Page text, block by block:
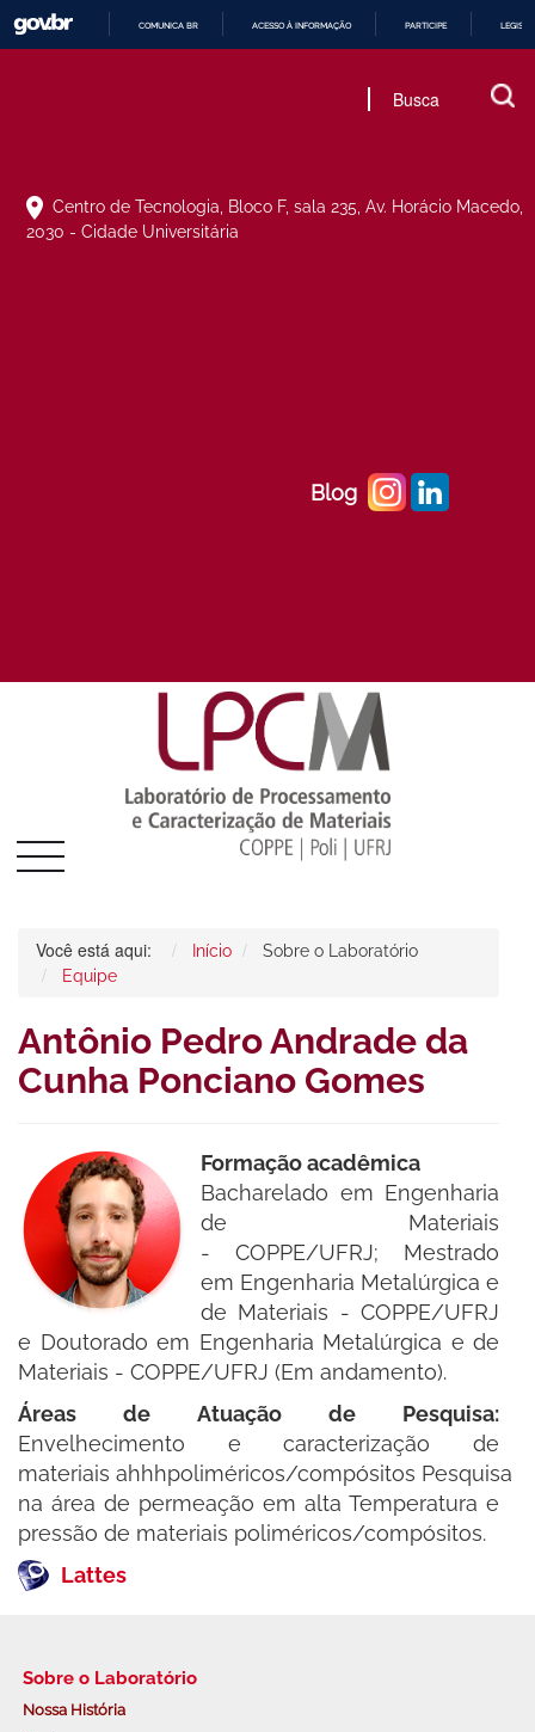
COMUNICA BR ACESSO À INFORMAÇÃO PARTICIPE
Centro de Tecnologia, Bloco F, sala 235, Av. Horácio Macedo,
2030 - Cidade Universitária
Blog
Você está aqui: Início
Sobre o Laboratório
Equipe
Antônio Pedro Andrade da
Cunha Ponciano Gomes
Formação acadêmica
Bacharelado em Engenharia
de Materiais
- COPPE/UFRJ; Mestrado
em Engenharia Metalúrgica e
de Materiais - COPPE/UFRJ
e Doutorado em Engenharia Metalúrgica e de
Materiais - COPPE/UFRJ (Em andamento).
Áreas de Atuação de Pesquisa:
Envelhecimento e caracterização de
materiais ahhhpoliméricos/compósitos Pesquisa
na área de permeação em alta Temperatura e
pressão de materiais poliméricos/compósitos.
Lattes
Sobre o Laboratório
Nossa História